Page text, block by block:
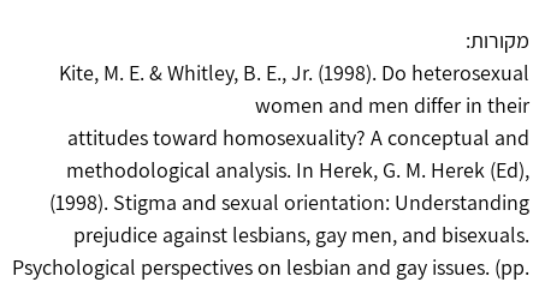
מקורות:
Kite, M. E. & Whitley, B. E., Jr. (1998). Do heterosexual
women and men differ in their
attitudes toward homosexuality? A conceptual and
methodological analysis. In Herek, G. M. Herek (Ed),
(1998). Stigma and sexual orientation: Understanding
prejudice against lesbians, gay men, and bisexuals.
Psychological perspectives on lesbian and gay issues. (pp.